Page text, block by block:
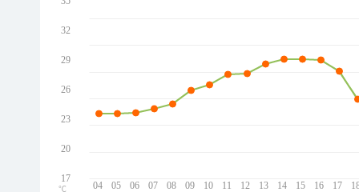
04 05 06 07 08 09 10 11 12 13 14 15 16 17
32
29
26
23
20
17
℃